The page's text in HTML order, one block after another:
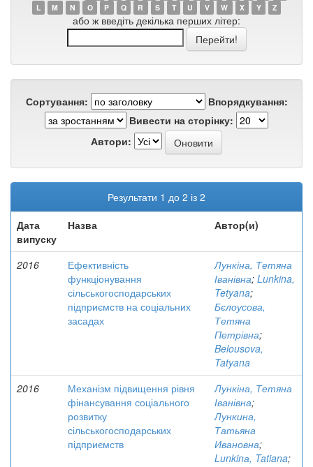
L
M N O P Q R S T U V W X Y Z
або ж введіть декілька перших літер:
Сортування:
Впорядкування:
Вивести на сторінку:
Автори:
Результати 1 до 2 із 2
Дата
випуску
Назва Автор(и)
2016
Ефективність
функціонування
сільськогосподарських
підприємств на соціальних
засадах
Лункіна, Тетяна
Іванівна; Lunkina,
Tetyana;
Бєлоусова,
Тетяна
Петрівна;
Belousova,
Tatyana
2016
Механізм підвищення рівня
фінансування соціального
розвитку
сільськогосподарських
підприємств
Лункіна, Тетяна
Іванівна;
Лункина,
Татьяна
Ивановна;
Lunkinа, Tatiana;